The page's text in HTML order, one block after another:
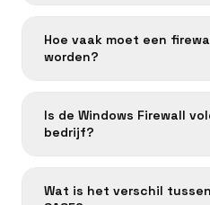
Hoe vaak moet een
worden?
Is de Windows Firewall
bedrijf?
Wat is het verschil